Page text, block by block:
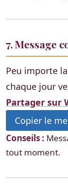
7. Message
Peu importe
chaque jour
Partager sur
Copier le
Conseils :
tout moment.